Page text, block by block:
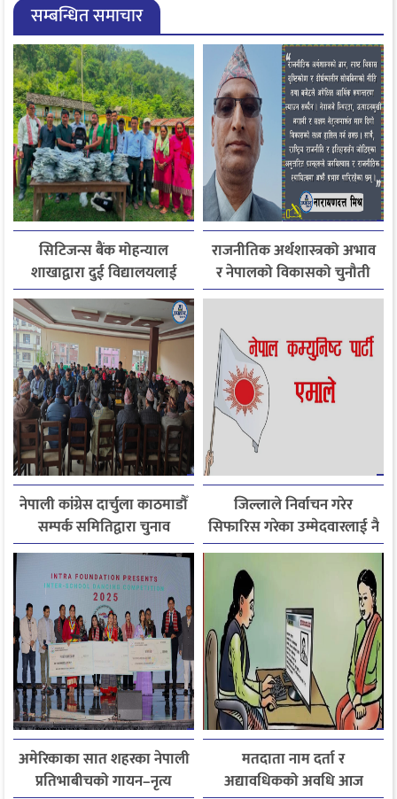
सम्बन्धित समाचार
सिटिजन्स बैंक मोहन्याल
शाखाद्वारा दुई विद्यालयलाई
शैक्षिक तथा खेलकुद सामग्री
सहयोग
राजनीतिक अर्थशास्त्रको अभाव
र नेपालको विकासको चुनौती
नेपाली कांग्रेस दार्चुला काठमाडौँ
सम्पर्क समितिद्वारा चुनाव
केन्द्रित छलफल तथा
अन्तरक्रिया
जिल्लाले निर्वाचन गरेर
सिफारिस गरेका उम्मेदवारलाई नै
एमालेले टिकट नदिँदा असन्तुष्टि
अमेरिकाका सात शहरका नेपाली
प्रतिभाबीचको गायन–नृत्य
मतदाता नाम दर्ता र
अद्यावधिकको अवधि आज